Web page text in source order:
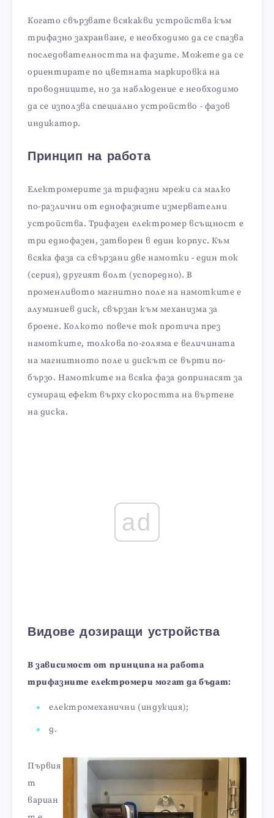
Когато свързвате всякакви устройства към
трифазно захранване, е необходимо да се спазва
последователността на фазите. Можете да се
ориентирате по цветната маркировка на
проводниците, но за наблюдение е необходимо
да се използва специално устройство - фазов
индикатор.
Принцип на работа
Електромерите за трифазни мрежи са малко
по-различни от еднофазните измервателни
устройства. Трифазен електромер всъщност е
три еднофазен, затворен в един корпус. Към
всяка фаза са свързани две намотки - един ток
(серия), другият волт (успоредно). В
променливото магнитно поле на намотките е
алуминиев диск, свързан към механизма за
броене. Колкото повече ток протича през
намотките, толкова по-голяма е величината
на магнитното поле и дискът се върти по-
бързо. Намотките на всяка фаза допринасят за
сумиращ ефект върху скоростта на въртене
на диска.
ad
Видове дозиращи устройства
В зависимост от принципа на работа
трифазните електромери могат да бъдат:
електромеханични (индукция);
д.
Първия
т
вариан